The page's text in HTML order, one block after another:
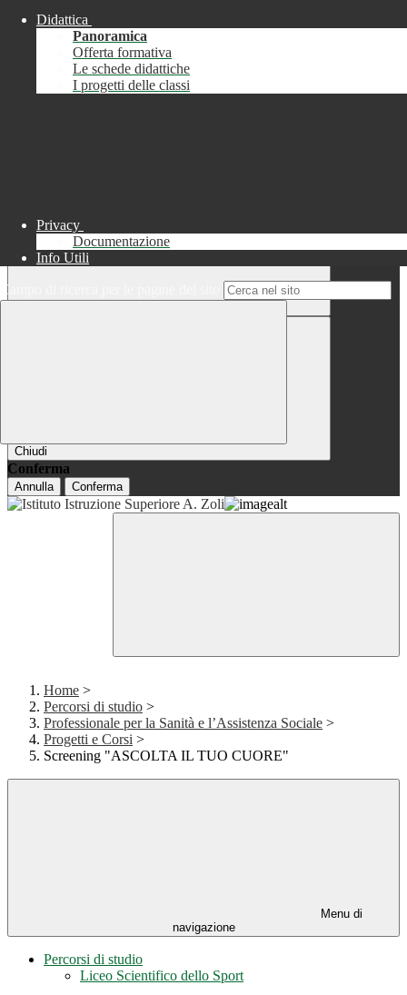
Chiudi
Informazione
Chiudi
Conferma
Annulla Conferma
Didattica
Panoramica
Offerta formativa
Le schede didattiche
I progetti delle classi
Privacy
Documentazione
Info Utili
Campo di ricerca per le pagine del sito
Home >
Percorsi di studio >
Professionale per la Sanità e l’Assistenza Sociale >
Progetti e Corsi >
Screening "ASCOLTA IL TUO CUORE"
Menu di
navigazione
Percorsi di studio
Liceo Scientifico dello Sport